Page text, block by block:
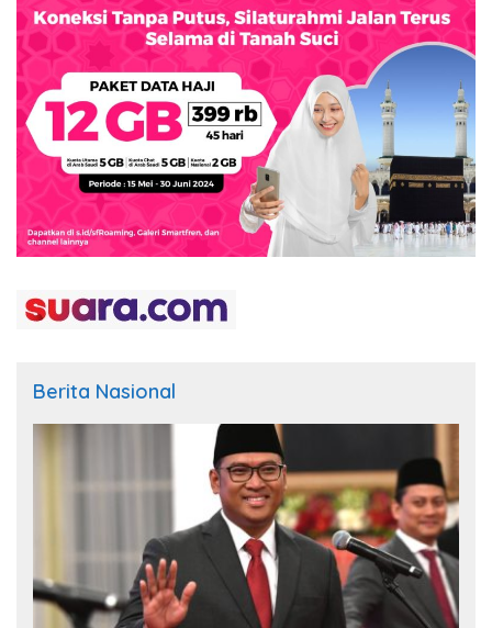
Berita Nasional